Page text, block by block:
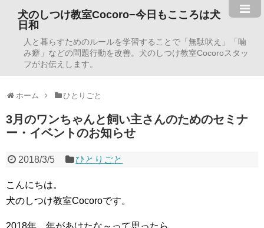
犬のしつけ教室Cocoro−今日もこころは犬
日和
人と暮らすためのルールを学習することで「無駄吠え」「噛
み癖」などの問題行動を改善。犬のしつけ教室Cocoroスタッ
フがお伝えします。
ホーム ひとりごと
3月のワンちゃんと飼い主さんのためのセミナ
ー・イベントのお知らせ
2018/3/5 ひとりごと
こんにちは。
犬のしつけ教室Cocoroです。
2018年、年があけたな～って思ったら